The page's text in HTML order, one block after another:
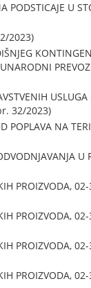
PODSTICAJE U
2023)
32/2023)
POPLAVA NA
U
PROIZVODA,
PROIZVODA,
PROIZVODA,
PROIZVODA,